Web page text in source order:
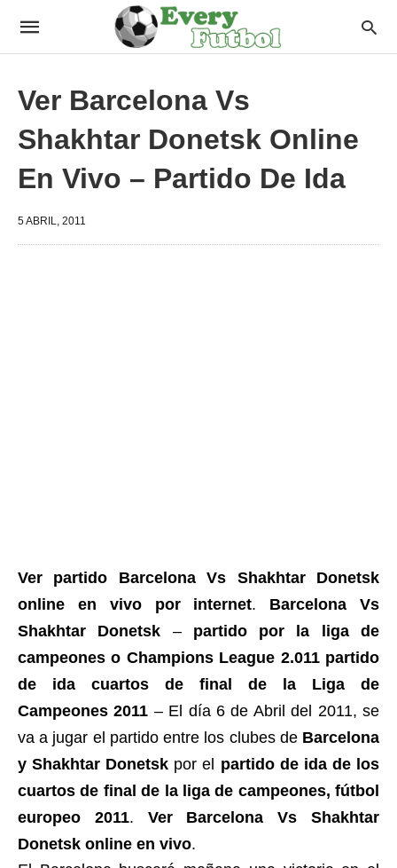
Ver Barcelona Vs
Shakhtar Donetsk Online
En Vivo – Partido De Ida
5 ABRIL, 2011
Ver partido Barcelona Vs Shakhtar Donetsk
online en vivo por internet. Barcelona Vs
Shakhtar Donetsk – partido por la liga de
campeones o Champions League 2.011 partido
de ida cuartos de final de la Liga de
Campeones 2011 – El día 6 de Abril del 2011, se
va a jugar el partido entre los clubes de Barcelona
y Shakhtar Donetsk por el partido de ida de los
cuartos de final de la liga de campeones, fútbol
europeo 2011. Ver Barcelona Vs Shakhtar
Donetsk online en vivo.